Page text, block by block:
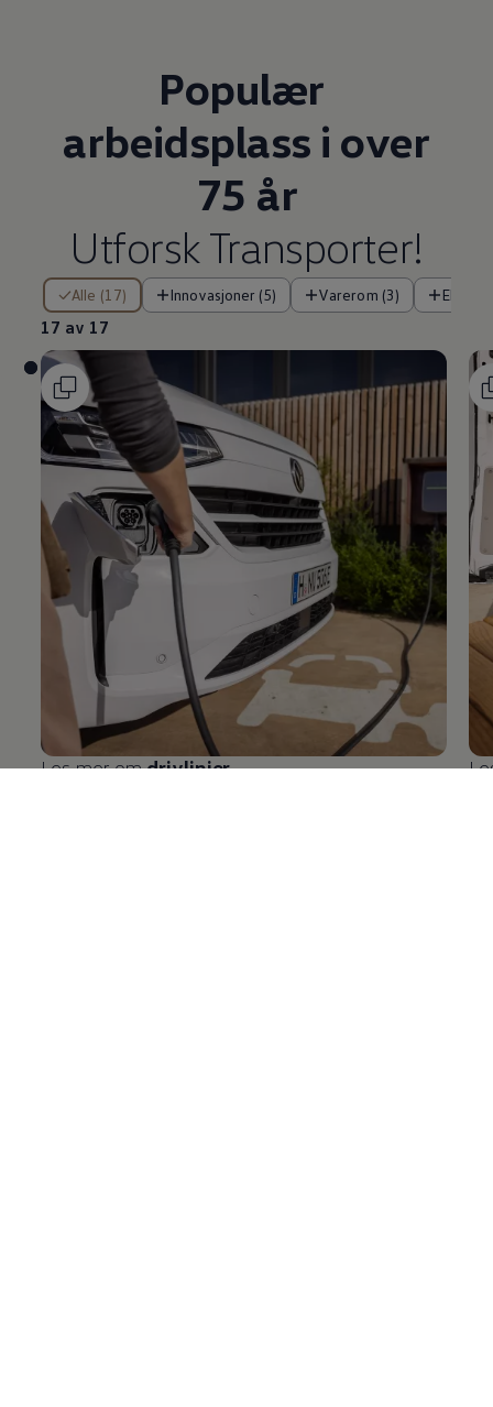
Populær
arbeidsplass i over
75 år
Utforsk Transporter!
Alle (17) Innovasjoner (5) Varerom (3)
17 av 17
17 av 17
Les mer omdrivlinjer